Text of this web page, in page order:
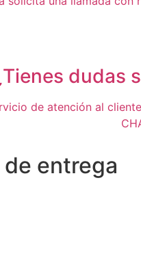
dudas
de atención al
entrega